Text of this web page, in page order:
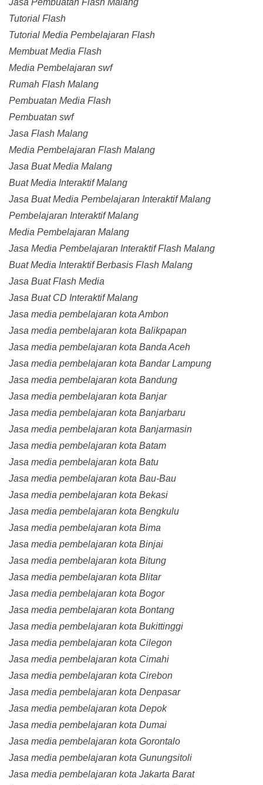
Jasa Pembuatan Flash Malang
Tutorial Flash
Tutorial Media Pembelajaran Flash
Membuat Media Flash
Media Pembelajaran swf
Rumah Flash Malang
Pembuatan Media Flash
Pembuatan swf
Jasa Flash Malang
Media Pembelajaran Flash Malang
Jasa Buat Media Malang
Buat Media Interaktif Malang
Jasa Buat Media Pembelajaran Interaktif Malang
Pembelajaran Interaktif Malang
Media Pembelajaran Malang
Jasa Media Pembelajaran Interaktif Flash Malang
Buat Media Interaktif Berbasis Flash Malang
Jasa Buat Flash Media
Jasa Buat CD Interaktif Malang
Jasa media pembelajaran kota Ambon
Jasa media pembelajaran kota Balikpapan
Jasa media pembelajaran kota Banda Aceh
Jasa media pembelajaran kota Bandar Lampung
Jasa media pembelajaran kota Bandung
Jasa media pembelajaran kota Banjar
Jasa media pembelajaran kota Banjarbaru
Jasa media pembelajaran kota Banjarmasin
Jasa media pembelajaran kota Batam
Jasa media pembelajaran kota Batu
Jasa media pembelajaran kota Bau-Bau
Jasa media pembelajaran kota Bekasi
Jasa media pembelajaran kota Bengkulu
Jasa media pembelajaran kota Bima
Jasa media pembelajaran kota Binjai
Jasa media pembelajaran kota Bitung
Jasa media pembelajaran kota Blitar
Jasa media pembelajaran kota Bogor
Jasa media pembelajaran kota Bontang
Jasa media pembelajaran kota Bukittinggi
Jasa media pembelajaran kota Cilegon
Jasa media pembelajaran kota Cimahi
Jasa media pembelajaran kota Cirebon
Jasa media pembelajaran kota Denpasar
Jasa media pembelajaran kota Depok
Jasa media pembelajaran kota Dumai
Jasa media pembelajaran kota Gorontalo
Jasa media pembelajaran kota Gunungsitoli
Jasa media pembelajaran kota Jakarta Barat